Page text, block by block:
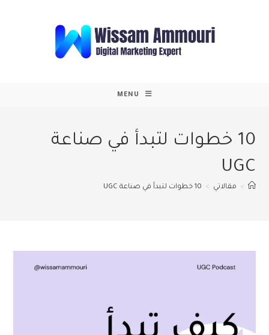
MENU
10 خطوات لتبدأ في صناعة
UGC
> مقالاتي > 10 خطوات لتبدأ في صناعة UGC